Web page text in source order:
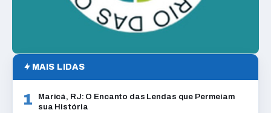
MAIS LIDAS
1
Maricá, RJ: O Encanto das Lendas que Permeiam
sua História